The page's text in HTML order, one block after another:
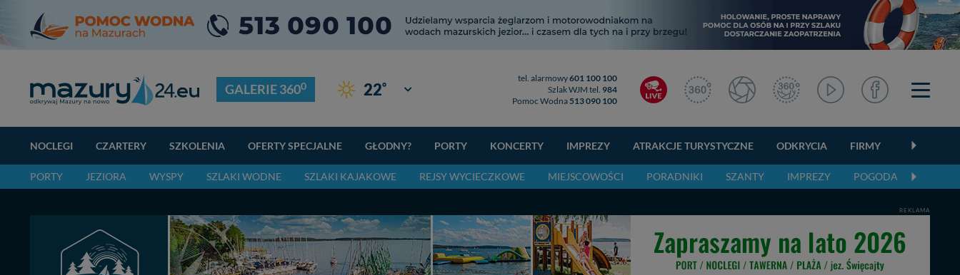
GALERIE 3600 22° Giżycko
tel. alarmowy601 100 100
Szlak WJM tel. 984
Pomoc Wodna 513 090 100
NOCLEGI CZARTERY SZKOLENIA OFERTY SPECJALNE GŁODNY? PORTY KONCERTY IMPREZY ATRAKCJE TURYSTYCZNE ODKRYCIA FIRMY
PORTY JEZIORA WYSPY SZLAKI WODNE SZLAKI KAJAKOWE REJSY WYCIECZKOWE MIEJSCOWOŚCI PORADNIKI SZANTY IMPREZY POGODA
REKLAMA